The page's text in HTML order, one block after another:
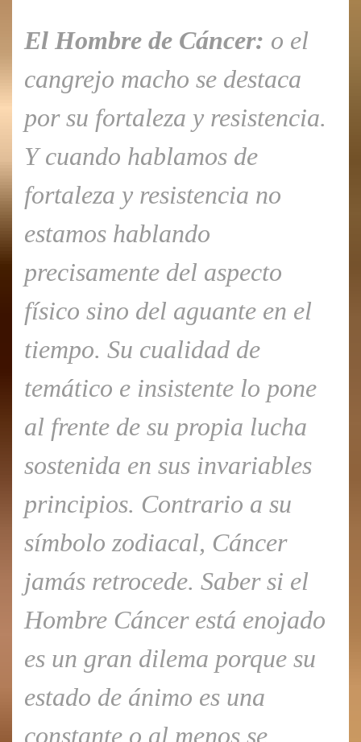
El Hombre de Cáncer: o el
cangrejo macho se destaca
por su fortaleza y resistencia.
Y cuando hablamos de
fortaleza y resistencia no
estamos hablando
precisamente del aspecto
físico sino del aguante en el
tiempo. Su cualidad de
temático e insistente lo pone
al frente de su propia lucha
sostenida en sus invariables
principios. Contrario a su
símbolo zodiacal, Cáncer
jamás retrocede. Saber si el
Hombre Cáncer está enojado
es un gran dilema porque su
estado de ánimo es una
constante o al menos se